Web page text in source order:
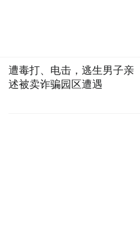
遭毒打、电击，逃生男子亲
述被卖诈骗园区遭遇